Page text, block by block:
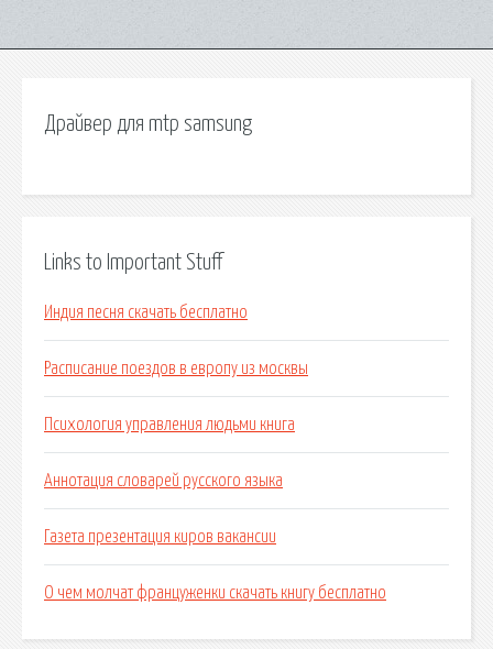
Драйвер для mtp samsung
Links to Important Stuff
Индия песня скачать бесплатно
Расписание поездов в европу из москвы
Психология управления людьми книга
Аннотация словарей русского языка
Газета презентация киров вакансии
О чем молчат француженки скачать книгу бесплатно